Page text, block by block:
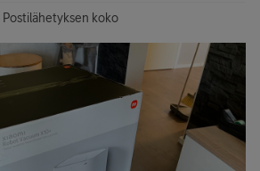
Postilähetyksen koko